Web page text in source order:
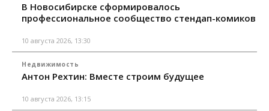
В Новосибирске сформировалось
профессиональное сообщество стендап-комиков
10 августа 2026, 13:30
Недвижимость
Антон Рехтин: Вместе строим будущее
10 августа 2026, 13:15